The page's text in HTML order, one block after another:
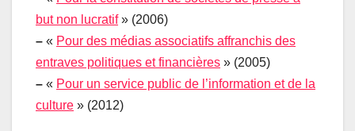
but non lucratif» (2006)
– « Pour des médias associatifs affranchis des
entraves politiques et financières » (2005)
– « Pour un service public de l’information et de la
culture » (2012)